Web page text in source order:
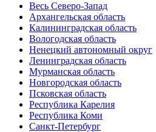
Весь Северо-Запад
Архангельская область
Калининградская область
Вологодская область
Ненецкий автономный округ
Ленинградская область
Мурманская область
Новгородская область
Псковская область
Республика Карелия
Республика Коми
Санкт-Петербург